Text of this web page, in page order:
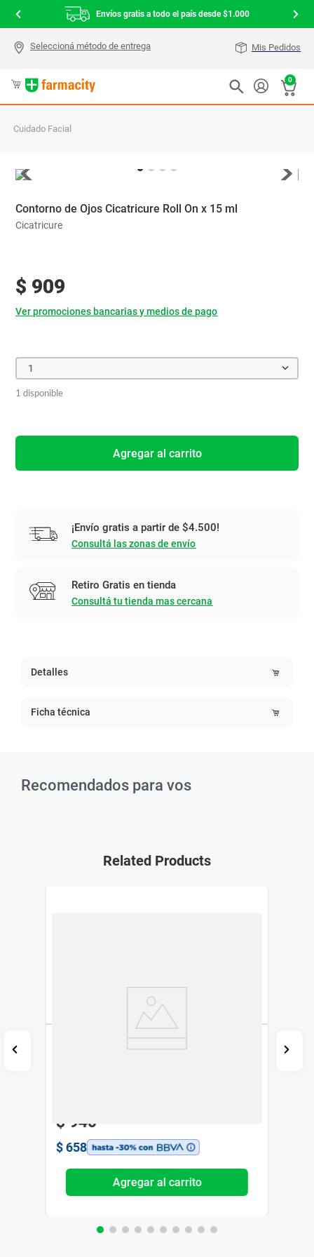
Envíos gratis a todo el país desde $1.000
Mis Pedidos
0
Cuidado Facial
Contorno de Ojos Cicatricure Roll On x 15 ml
Cicatricure
$ 909
Ver promociones bancarias y medios de pago
1
1 disponible
Agregar al carrito
¡Envío gratis a partir de $4.500!
Consultá las zonas de envío
Retiro Gratis en tienda
Consultá tu tienda mas cercana
Detalles
Ficha técnica
Recomendados para vos
Related Products
$ 940
$ 658
Agregar al carrito